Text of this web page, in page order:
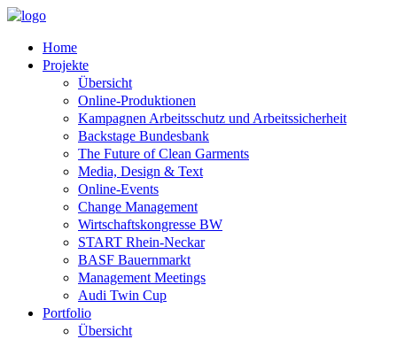
Home
Projekte
Übersicht
Online-Produktionen
Kampagnen Arbeitsschutz und Arbeitssicherheit
Backstage Bundesbank
The Future of Clean Garments
Media, Design & Text
Online-Events
Change Management
Wirtschaftskongresse BW
START Rhein-Neckar
BASF Bauernmarkt
Management Meetings
Audi Twin Cup
Portfolio
Übersicht